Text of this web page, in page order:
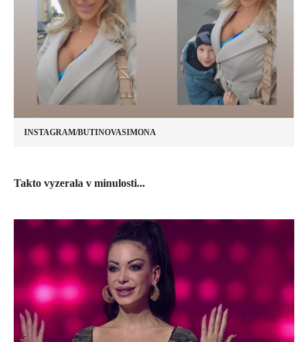
INSTAGRAM/BUTINOVASIMONA
​Takto vyzerala v minulosti...